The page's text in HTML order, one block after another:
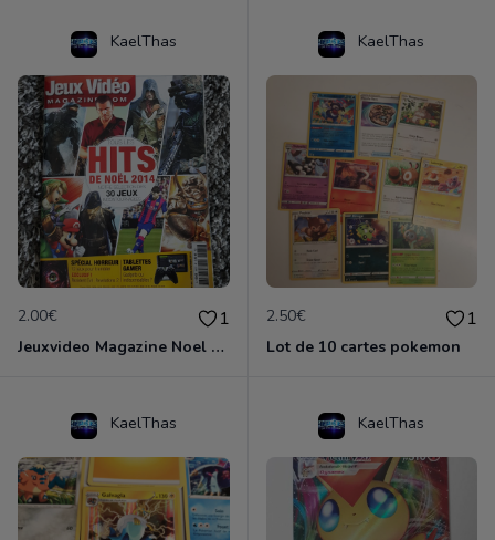
KaelThas
2.00€ 1
Jeuxvideo Magazine Noel 2014
KaelThas
2.50€ 1
Lot de 10 cartes pokemon
KaelThas KaelThas